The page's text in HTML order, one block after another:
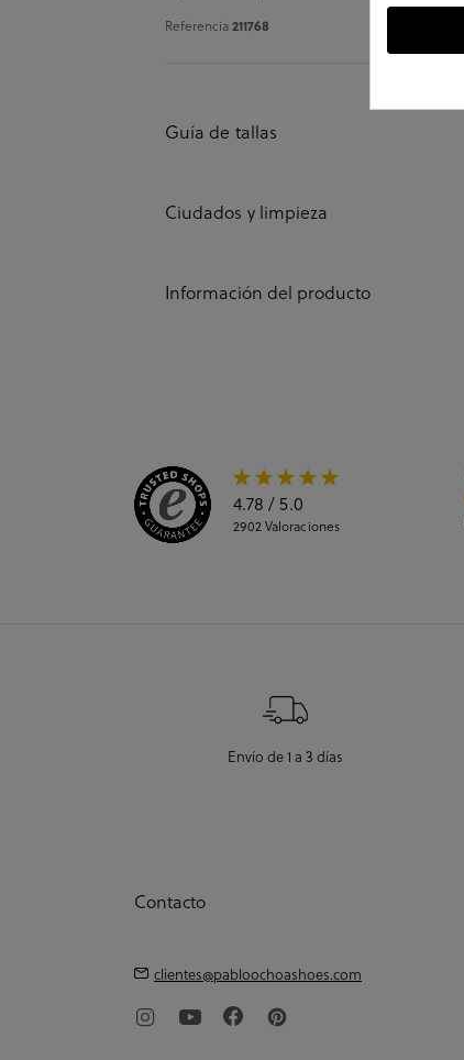
Referencia211768
Guía de tallas
Ciudados y limpieza
Información del producto
4.78 / 5.0
2902Valoraciones
Envío de 1 a 3 días
Contacto
clientes@pabloochoashoes.com